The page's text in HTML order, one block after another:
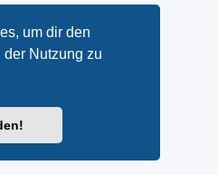
um dir den
Nutzung zu